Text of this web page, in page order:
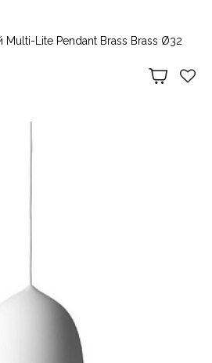
Multi-Lite Pendant Brass Brass Ø32